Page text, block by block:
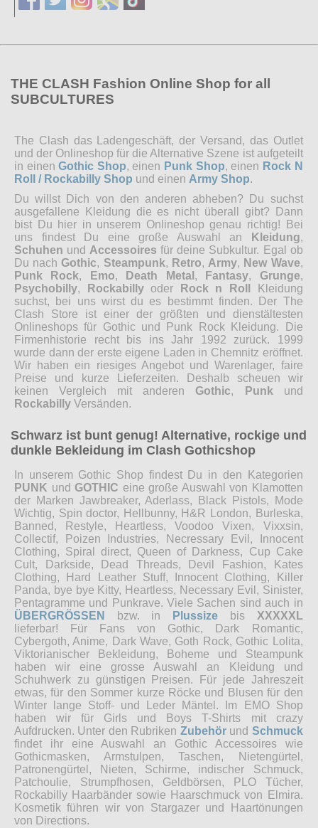
THE CLASH Fashion Online Shop for all
SUBCULTURES
The Clash das Ladengeschäft, der Versand, das Outlet
und der Onlineshop für die Alternative Szene ist aufgeteilt
in einenGothic Shop, einen Punk Shop, einen Rock N
Roll / Rockabilly Shop und einen Army Shop.
Du willst Dich von den anderen abheben? Du suchst
ausgefallene Kleidung die es nicht überall gibt? Dann
bist Du hier in unserem Onlineshop genau richtig! Bei
uns findest Du eine große Auswahl an
Kleidung,
Schuhen und Accessoires für deine Subkultur. Egal ob
Du nach Gothic, Steampunk, Retro, Army, New Wave,
Punk Rock, Emo, Death Metal , Fantasy, Grunge,
Psychobilly, Rockabillyoder Rock n Roll
Kleidung
suchst, bei uns wirst du es bestimmt finden. Der The
Clash Store ist einer der größten und dienstältesten
Onlineshops für Gothic und Punk Rock Kleidung. Die
Firmenhistorie recht bis ins Jahr 1992 zurück. 1999
wurde dann der erste eigene Laden in Chemnitz eröffnet.
Wir haben ein riesiges Angebot und Warenlager, faire
Preise und kurze Lieferzeiten. Deshalb scheuen wir
keinen Vergleich mit anderen Gothic, Punk und
Rockabilly Versänden.
Schwarz ist bunt genug! Alternative, rockige und
dunkle Bekleidung im Clash Gothicshop
In unserem Gothic Shop findest Du in den Kategorien
PUNK und GOTHIC eine große Auswahl von Klamotten
der Marken Jawbreaker, Aderlass, Black Pistols, Mode
Wichtig, Spin doctor, Hellbunny, H&R London, Burleska,
Banned, Restyle, Heartless, Voodoo Vixen, Vixxsin,
Collectif, Poizen Industries, Necressary Evil, Innocent
Clothing, Spiral direct, Queen of Darkness, Cup Cake
Cult, Darkside, Dead Threads, Devil Fashion, Kates
Clothing, Hard Leather Stuff, Innocent Clothing, Killer
Panda, bye bye Kitty, Heartless, Necessary Evil, Sinister,
Pentagramme und Punkrave. Viele Sachen sind auch in
ÜBERGRÖSSEN
bzw. in Plussize bis XXXXXL
lieferbar! Für Fans von Gothic, Dark Romantic,
Cybergoth, Anime, Dark Wave, Goth Rock, Gothic Lolita,
Viktorianischer Bekleidung, Boheme und Steampunk
haben wir eine grosse Auswahl an Kleidung und
Schuhwerk zu günstigen Preisen. Für jede Jahreszeit
etwas, für den Sommer kurze Röcke und Blusen für den
Winter lange Stoff- und Leder Mäntel. Im EMO Shop
haben wir für Girls und Boys T-Shirts mit crazy
Aufdrucken. Unter den Rubriken Zubehörund Schmuck
findet ihr eine Auswahl an Gothic Accessoires wie
Gothicmasken, Armstulpen, Taschen, Nietengürtel,
Patronengürtel, Nieten, Schirme, indischer Schmuck,
Patchoulie, Strumpfhosen, Geldbörsen, PLO Tücher,
Rockabilly Haarbänder sowie Haarschmuck von Elmira.
Kosmetik führen wir von Stargazer und Haartönungen
von Directions.